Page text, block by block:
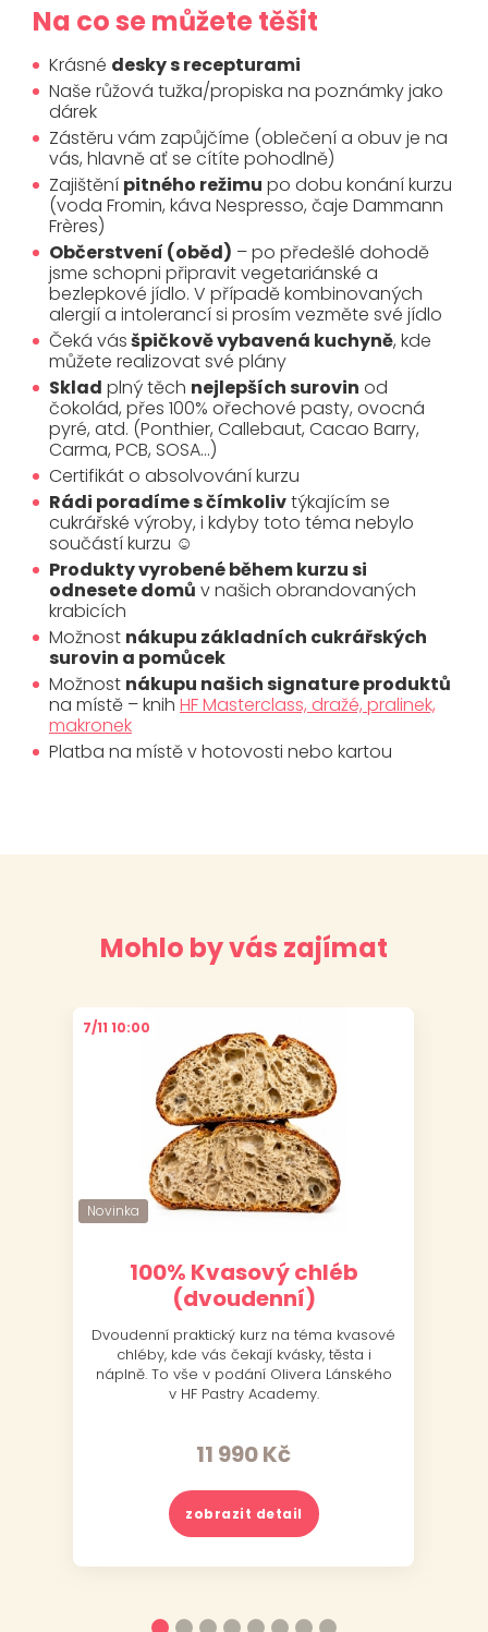
Na co se můžete těšit
Krásné desky s recepturami
Naše růžová tužka/propiska na poznámky jako
dárek
Zástěru vám zapůjčíme (oblečení a obuv je na
vás, hlavně ať se cítíte pohodlně)
Zajištění pitného režimu po dobu konání kurzu
(voda Fromin, káva Nespresso, čaje Dammann
Frères)
Občerstvení (oběd) – po předešlé dohodě
jsme schopni připravit vegetariánské a
bezlepkové jídlo. V případě kombinovaných
alergií a intolerancí si prosím vezměte své jídlo
Čeká vásšpičkově vybavená kuchyně, kde
můžete realizovat své plány
Sklad plný těch nejlepších surovin od
čokolád, přes 100% ořechové pasty, ovocná
pyré, atd. (Ponthier, Callebaut, Cacao Barry,
Carma, PCB, SOSA…)
Certifikát o absolvování kurzu
Rádi poradíme s čímkolivtýkajícím se
cukrářské výroby, i kdyby toto téma nebylo
součástí kurzu ☺
Produkty vyrobené během kurzu si
odnesete domů v našich obrandovaných
krabicích
Možnost nákupu základních cukrářských
surovin a pomůcek
Možnost nákupu našich signature produktů
na místě – knih HF Masterclass, dražé, pralinek,
makronek
Platba na místě v hotovosti nebo kartou
Mohlo by vás zajímat
7/11 10:00
Novinka
Novinka
100% Kvasový chléb
(dvoudenní)
Dvoudenní praktický kurz na téma kvasové
chléby, kde vás čekají kvásky, těsta i
náplně. To vše v podání Olivera Lánského
v HF Pastry Academy.
11 990Kč
zobrazit detail